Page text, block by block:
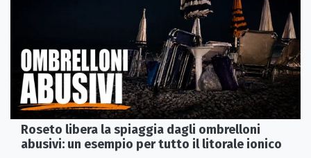
Roseto libera la spiaggia dagli ombrelloni
abusivi: un esempio per tutto il litorale ionico